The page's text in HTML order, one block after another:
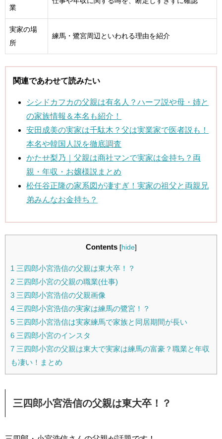
業
実家の場
所
練馬・鷺宮周辺といわれる理由を紹介
関連であわせて読みたい
シシドカフカの父親は有名人？ハーフ説や母・姉と
の家族情報＆本名も紹介！
安田成美の実家は千駄木？父は実業家で医者説も！
本名や韓国人説を徹底調査
かたせ梨乃｜父親は商社マンで実家は金持ち？両
親・年収・お嬢様説まとめ
松任谷正隆の家系図が凄すぎ！実家の祖父と両親兄
弟みんなお金持ち？
Contents [hide]
1 三四郎小宮浩信の父親は東大卒！？
2 三四郎小宮の父親の職業(仕事)
3 三四郎小宮浩信の父親画像
4 三四郎小宮浩信の実家は練馬の鷺宮！？
5 三四郎小宮浩信は実家練馬で家族と同居期間が長い
6 三四郎小宮のインスタ
7 三四郎小宮の父親は東大で実家は練馬の富豪？職業と年収
も凄い！まとめ
三四郎小宮浩信の父親は東大卒！？